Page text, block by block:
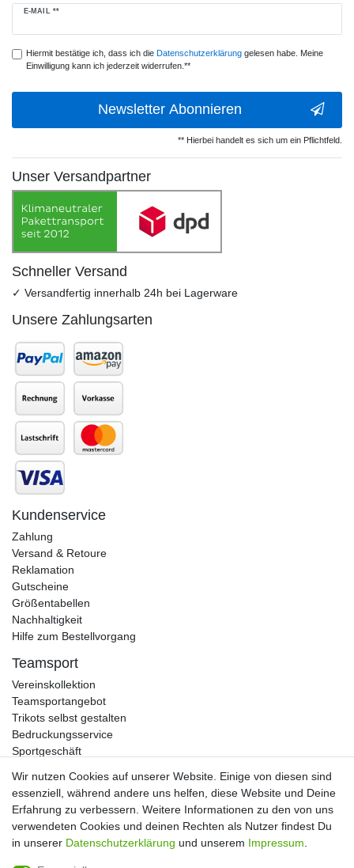
E-MAIL **
Newsletter
Hiermit bestätige ich, dass ich die Daten­schutz­erklärunggelesen habe. Meine
Einwilligung kann ich jederzeit widerrufen.**
Newsletter Abonnieren
** Hierbei handelt es sich um ein Pflichtfeld.
Unser Versandpartner
Schneller Versand
✓ Versandfertig innerhalb 24h bei Lagerware
Unsere Zahlungsarten
Kundenservice
Zahlung
Versand & Retoure
Reklamation
Gutscheine
Größentabellen
Nachhaltigkeit
Hilfe zum Bestellvorgang
Teamsport
Vereinskollektion
Teamsportangebot
Trikots selbst gestalten
Bedruckungsservice
Sportgeschäft
Impressum Daten­schutz­erklärung AGB
Wir nutzen Cookies auf unserer Website. Einige von diesen sind
essenziell, während andere uns helfen, diese Website und Deine
Erfahrung zu verbessern. Weitere Informationen zu den von uns
verwendeten Cookies und deinen Rechten als Nutzer findest Du
in unserer Daten­schutz­erklärung und unserem Impressum